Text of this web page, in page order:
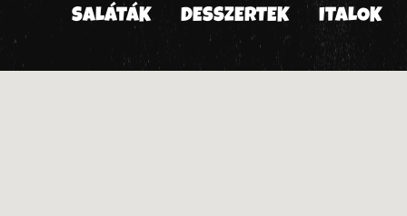
SALÁTÁK DESSZERTEK ITALOK